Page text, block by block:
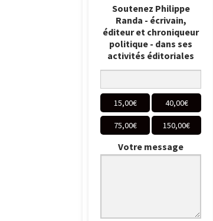
Soutenez Philippe
Randa - écrivain,
éditeur et chroniqueur
politique - dans ses
activités éditoriales
15,00€ 40,00€
75,00€ 150,00€
Votre message